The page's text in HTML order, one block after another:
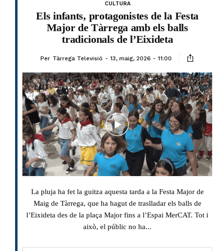
CULTURA
Els infants, protagonistes de la Festa
Major de Tàrrega amb els balls
tradicionals de l’Eixideta
Per Tàrrega Televisió 13, maig, 2026 - 11:00
La pluja ha fet la guitza aquesta tarda a la Festa Major de
Maig de Tàrrega, que ha hagut de traslladar els balls de
l’Eixideta des de la plaça Major fins a l’Espai MerCAT. Tot i
això, el públic no ha...